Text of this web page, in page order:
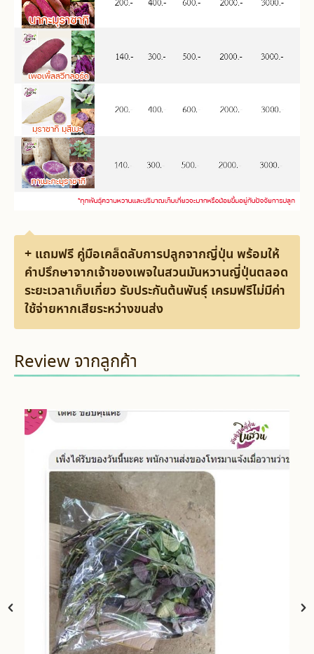
+ แถมฟรี คู่มือเคล็ดลับการปลูกจากญี่ปุ่น พร้อมให้
คำปรึกษาจากเจ้าของเพจในสวนมันหวานญี่ปุ่นตลอด
ระยะเวลาเก็บเกี่ยว รับประกันต้นพันธุ์ เครมฟรีไม่มีค่า
ใช้จ่ายหากเสียระหว่างขนส่ง
Review จากลูกค้า